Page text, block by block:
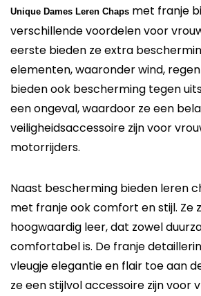
Unique Dames Leren Chaps met franje
verschillende voordelen voor
eerste bieden ze extra
elementen, waaronder wind, regen
bieden ook bescherming tegen
een ongeval, waardoor ze een
veiligheidsaccessoire zijn voor
motorrijders.
Naast bescherming bieden leren
met franje ook comfort en stijl. Ze
hoogwaardig leer, dat zowel
comfortabel is. De franje
vleugje elegantie en flair toe aan
ze een stijlvol accessoire zijn voor